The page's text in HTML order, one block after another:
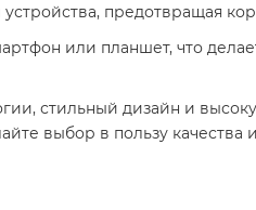
предотвращая
или планшет, что
стильный дизайн и
выбор в пользу качества